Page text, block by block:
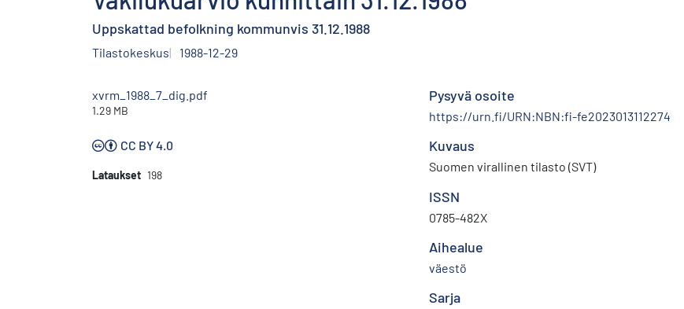
Uppskattad befolkning kommunvis 31.12.1988
Tilastokeskus 1988-12-29
xvrm_1988_7_dig.pdf
1.29 MB
CC BY 4.0
Lataukset 198
Pysyvä osoite
https://urn.fi/URN:NBN:fi-fe2023013112274
Kuvaus
Suomen virallinen tilasto (SVT)
ISSN
0785-482X
Aihealue
väestö
Sarja